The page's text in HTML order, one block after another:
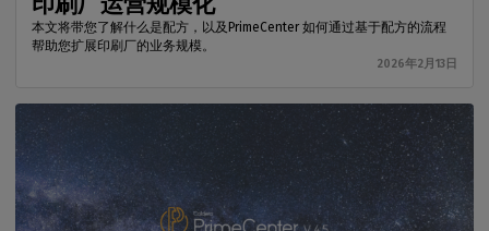
本文将带您了解什么是配方，以及PrimeCenter 如何通过基于配方的流程
帮助您扩展印刷厂的业务规模。
2026年2月13日